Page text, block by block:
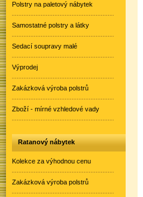
Polstry na paletový nábytek
Samostatné polstry a látky
Sedací soupravy malé
Výprodej
Zakázková výroba polstrů
Zboží - mírné vzhledové vady
Ratanový nábytek
Kolekce za výhodnou cenu
Zakázková výroba polstrů